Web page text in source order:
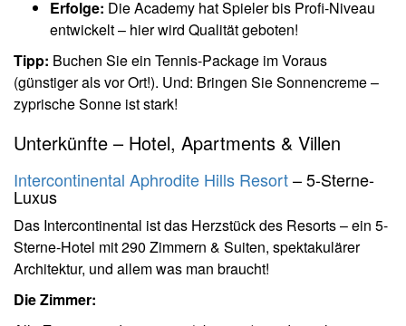
Erfolge: Die Academy hat Spieler bis Profi-Niveau
entwickelt – hier wird Qualität geboten!
Tipp: Buchen Sie ein Tennis-Package im Voraus
(günstiger als vor Ort!). Und: Bringen Sie Sonnencreme –
zyprische Sonne ist stark!
Unterkünfte – Hotel, Apartments & Villen
Intercontinental Aphrodite Hills Resort– 5-Sterne-
Luxus
Das Intercontinental ist das Herzstück des Resorts – ein 5-
Sterne-Hotel mit 290 Zimmern & Suiten, spektakulärer
Architektur, und allem was man braucht!
Die Zimmer: